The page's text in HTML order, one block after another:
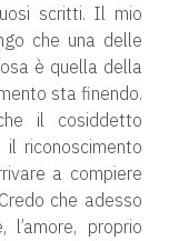
scritti. Il mio
che una delle
è quella della
sta finendo.
il cosiddetto
riconoscimento
a compiere
che adesso
l’amore, proprio